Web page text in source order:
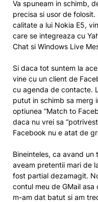
Va spuneam in schimb,
precisa si usor de
calitate a lui Nokia E5,
care se integreaza cu
Chat si Windows Live
Si daca tot suntem la
vine cu un client de
cu agenda de contacte.
putut in schimb sa merg
optiunea “Match to
daca nu vrei sa
Facebook nu e atat de
Bineinteles, ca avand
aveam pretentii mari de
fost partial dezamagit.
contul meu de GMail
m-am dat batut si am